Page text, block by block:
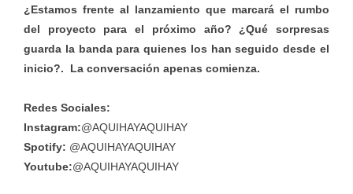
¿Estamos frente al lanzamiento que marcará el rumbo
del proyecto para el próximo año? ¿Qué sorpresas
guarda la banda para quienes los han seguido desde el
inicio?. La conversación apenas comienza.
Redes Sociales:
Instagram:@AQUIHAYAQUIHAY
Spotify: @AQUIHAYAQUIHAY
Youtube:@AQUIHAYAQUIHAY